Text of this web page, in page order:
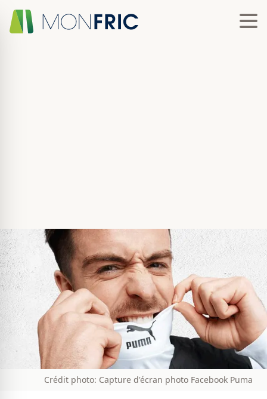
Crédit photo: Capture d'écran photo Facebook Puma